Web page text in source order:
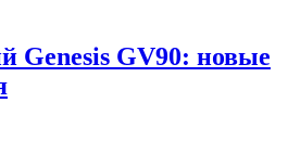
Genesis GV90: новые